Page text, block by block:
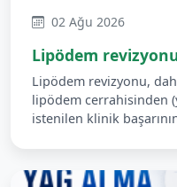
02 Ağu 2026
Lipödem
Lipödem revizyonu,
lipödem cerrahisinden
istenilen klinik